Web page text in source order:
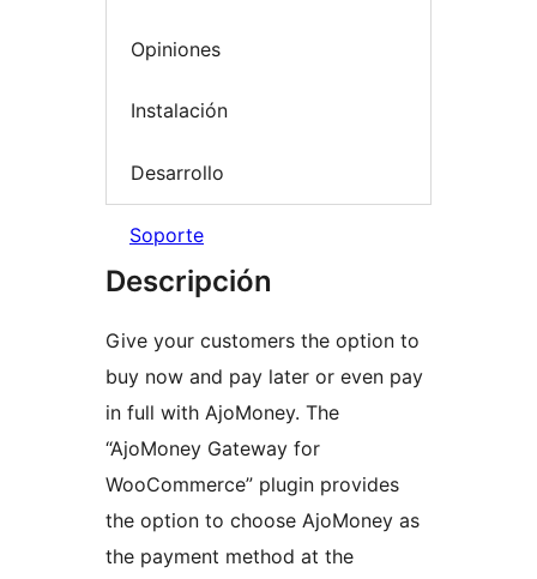
Opiniones
Instalación
Desarrollo
Soporte
Descripción
Give your customers the option to
buy now and pay later or even pay
in full with AjoMoney. The
“AjoMoney Gateway for
WooCommerce” plugin provides
the option to choose AjoMoney as
the payment method at the